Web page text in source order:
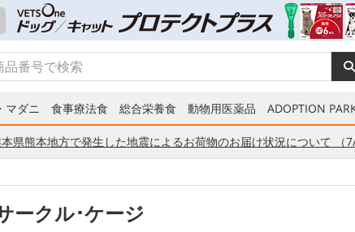
マダニ 食事療法食 総合栄養食 動物用医薬品 ADOPTION
県熊本地方で発生した地震によるお荷物のお届け状況について （7/
ークル･ケージ